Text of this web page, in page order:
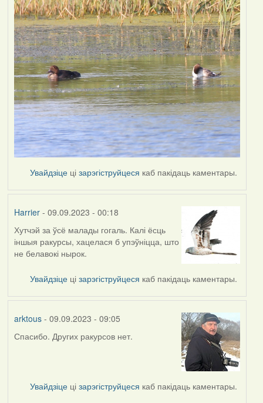
Увайдзіце цізарэгіструйцеся каб пакідаць каментары.
Harrier- 09.09.2023 - 00:18
Хутчэй за ўсё малады гогаль. Калі ёсць
іншыя ракурсы, хацелася б упэўніцца, што
не белавокі нырок.
Увайдзіце цізарэгіструйцеся каб пакідаць каментары.
arktous- 09.09.2023 - 09:05
Спасибо. Других ракурсов нет.
Увайдзіце цізарэгіструйцеся каб пакідаць каментары.